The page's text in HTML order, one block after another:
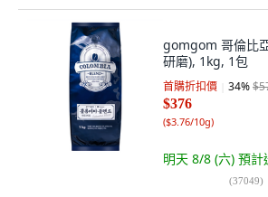
gomgom 哥倫比
研磨), 1kg, 1包
首購折扣價 34%
$376
($3.76/10g)
明天 8/8 (六) 預計
(37049)